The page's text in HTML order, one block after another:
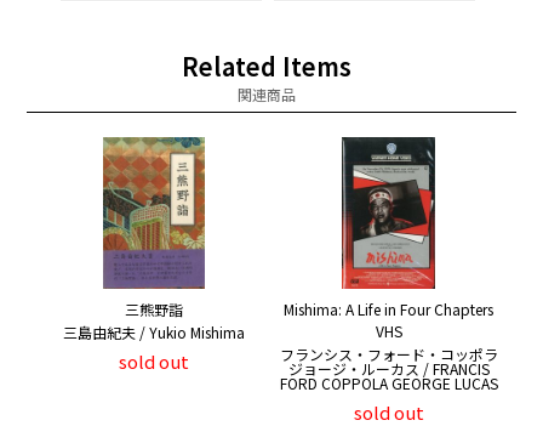
Related Items
関連商品
三熊野詣
三島由紀夫 / Yukio Mishima
sold out
Mishima: A Life in Four Chapters
VHS
フランシス・フォード・コッポラ
ジョージ・ルーカス / FRANCIS
FORD COPPOLA GEORGE LUCAS
sold out